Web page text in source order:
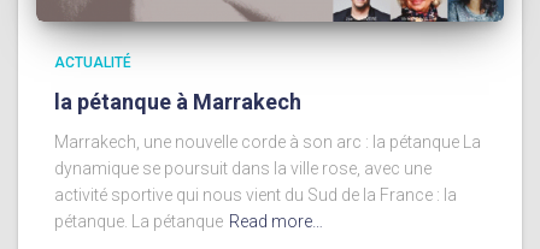
ACTUALITÉ
la pétanque à Marrakech
Marrakech, une nouvelle corde à son arc : la pétanque La
dynamique se poursuit dans la ville rose, avec une
activité sportive qui nous vient du Sud de la France : la
pétanque. La pétanque Read more…